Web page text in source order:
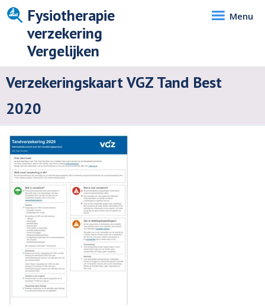
Fysiotherapie
verzekering
Vergelijken
Menu
Verzekeringskaart VGZ Tand Best
2020